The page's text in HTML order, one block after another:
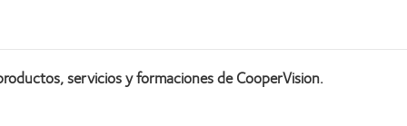
servicios y formaciones de CooperVision.